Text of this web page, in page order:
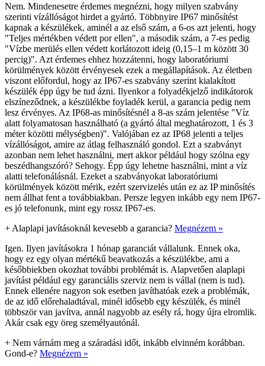
Nem. Mindenesetre érdemes megnézni, hogy milyen szabvány
szerinti vízállóságot hirdet a gyártó. Többnyire IP67 minősítést
kapnak a készülékek, aminél a az első szám, a 6-os azt jelenti, hogy
"Teljes mértékben védett por ellen", a második szám, a 7-es pedig
"Vízbe merülés ellen védett korlátozott ideig (0,15–1 m között 30
percig)". Azt érdemes ehhez hozzátenni, hogy laboratóriumi
körülmények között érvényesek ezek a megállapítások. Az életben
viszont előfordul, hogy az IP67-es szabvány szerint kialakított
készülék épp úgy be tud ázni. Ilyenkor a folyadékjelző indikátorok
elszíneződnek, a készülékbe foyladék kerül, a garancia pedig nem
lesz érvényes. Az IP68-as minősítésnél a 8-as szám jelentése "Víz
alatt folyamatosan használható (a gyártó által meghatározott, 1 és 3
méter közötti mélységben)". Valójában ez az IP68 jelenti a teljes
vízállóságot, amire az átlag felhasználó gondol. Ezt a szabványt
azonban nem lehet használni, mert akkor például hogy szólna egy
beszédhangszóró? Sehogy. Épp úgy lehetne használni, mint a víz
alatti telefonálásnál. Ezeket a szabványokat laboratóriumi
körülmények között mérik, ezért szervizelés után ez az IP minősítés
nem állhat fent a továbbiakban. Persze legyen inkább egy nem IP67-
es jó telefonunk, mint egy rossz IP67-es.
+ Alaplapi javításoknál kevesebb a garancia? Megnézem »
Igen. Ilyen javításokra 1 hónap garanciát vállalunk. Ennek oka,
hogy ez egy olyan mértékű beavatkozás a készülékbe, ami a
későbbiekben okozhat további problémát is. Alapvetően alaplapi
javítást például egy garanciális szerviz nem is vállal (nem is tud).
Ennek ellenére nagyon sok esetben javíthatóak ezek a problémák,
de az idő előrehaladtával, minél idősebb egy készülék, és minél
többször van javítva, annál nagyobb az esély rá, hogy újra elromlik.
Akár csak egy öreg személyautónál.
+ Nem várnám meg a száradási időt, inkább elvinném korábban.
Gond-e? Megnézem »